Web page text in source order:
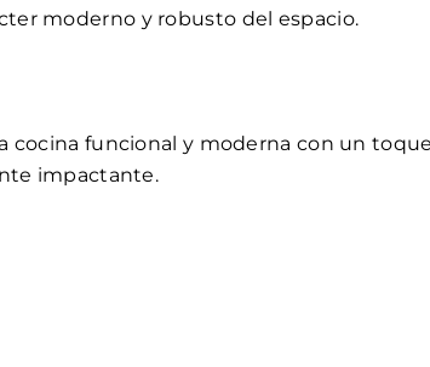
moderno y robusto del espacio.
cocina funcional y moderna con un
impactante.